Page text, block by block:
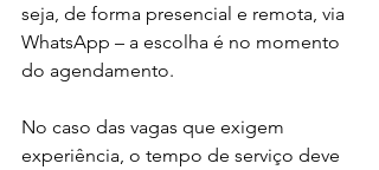
seja, de forma presencial e remota, via
WhatsApp – a escolha é no momento
do agendamento.
No caso das vagas que exigem
experiência, o tempo de serviço deve